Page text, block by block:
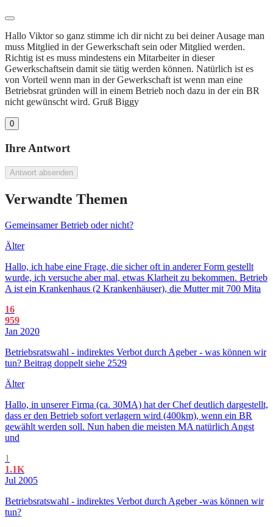
Hallo Viktor so ganz stimme ich dir nicht zu bei deiner Ausage man
muss Mitglied in der Gewerkschaft sein oder Mitglied werden.
Richtig ist es muss mindestens ein Mitarbeiter in dieser
Gewerkschaftsein damit sie tätig werden können. Natürlich ist es
von Vorteil wenn man in der Gewerkschaft ist wenn man eine
Betriebsrat gründen will in einem Betrieb noch dazu in der ein BR
nicht gewünscht wird. Gruß Biggy
0
Ihre Antwort
Antwort absenden
Verwandte Themen
Gemeinsamer Betrieb oder nicht?
Älter
Hallo, ich habe eine Frage, die sicher oft in anderer Form gestellt
wurde, ich versuche aber mal, etwas Klarheit zu bekommen. Betrieb
A ist ein Krankenhaus (2 Krankenhäuser), die Mutter mit 700 Mita
16
959
Jan 2020
Betriebsratswahl - indirektes Verbot durch Ageber - was können wir
tun? Beitrag doppelt siehe 2529
Älter
Hallo, in unserer Firma (ca. 30MA) hat der Chef deutlich dargestellt,
dass er den Betrieb sofort verlagern wird (400km), wenn ein BR
gewählt werden soll. Nun haben die meisten MA natürlich Angst
und
1
1.1K
Jul 2005
Betriebsratswahl - indirektes Verbot durch Ageber -was können wir
tun?